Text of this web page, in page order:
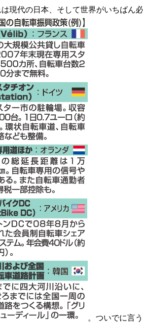
代の日本、そして世界がいちばん
。ついでに言